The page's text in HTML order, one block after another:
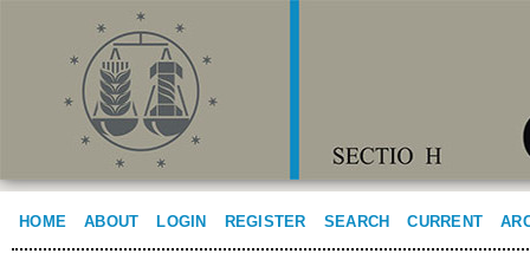
HOME ABOUT LOGIN REGISTER SEARCH CURRENT